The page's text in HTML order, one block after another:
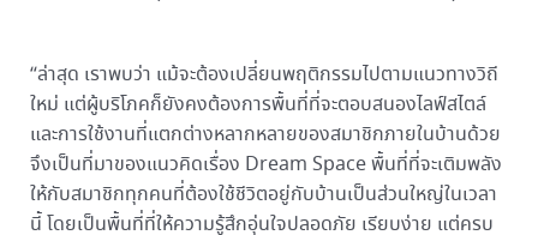
“ล่าสุด เราพบว่า แม้จะต้องเปลี่ยนพฤติกรรมไปตามแนวทางวิถี
ใหม่ แต่ผู้บริโภคก็ยังคงต้องการพื้นที่ที่จะตอบสนองไลฟ์สไตล์
และการใช้งานที่แตกต่างหลากหลายของสมาชิกภายในบ้านด้วย
จึงเป็นที่มาของแนวคิดเรื่อง Dream Space พื้นที่ที่จะเติมพลัง
ให้กับสมาชิกทุกคนที่ต้องใช้ชีวิตอยู่กับบ้านเป็นส่วนใหญ่ในเวลา
นี้ โดยเป็นพื้นที่ที่ให้ความรู้สึกอุ่นใจปลอดภัย เรียบง่าย แต่ครบ